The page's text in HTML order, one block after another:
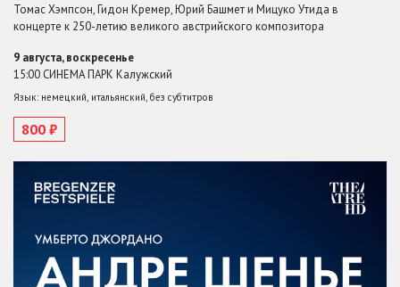
Томас Хэмпсон, Гидон Кремер, Юрий Башмет и Мицуко Утида в
концерте к 250-летию великого австрийского композитора
9 августа, воскресенье
15:00 СИНЕМА ПАРК Калужский
Язык: немецкий, итальянский, без субтитров
800 ₽